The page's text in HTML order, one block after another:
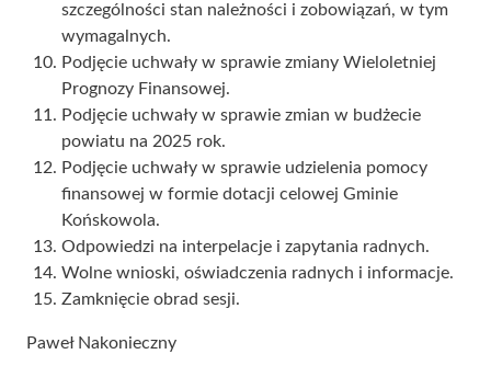
szczególności stan należności i zobowiązań, w tym
wymagalnych.
Podjęcie uchwały w sprawie zmiany Wieloletniej
Prognozy Finansowej.
Podjęcie uchwały w sprawie zmian w budżecie
powiatu na 2025 rok.
Podjęcie uchwały w sprawie udzielenia pomocy
finansowej w formie dotacji celowej Gminie
Końskowola.
Odpowiedzi na interpelacje i zapytania radnych.
Wolne wnioski, oświadczenia radnych i informacje.
Zamknięcie obrad sesji.
Paweł Nakonieczny